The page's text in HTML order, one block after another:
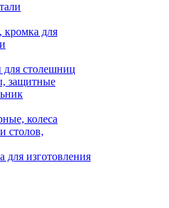
для
столешниц
защитные
колеса
столов,
изготовления